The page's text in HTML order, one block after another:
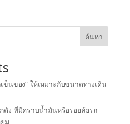
ค้นหา
ข็นของ” ให้เหมาะกับขนาดทางเดิน
ดัง ที่มีคราบน้ำมันหรือรอยล้อรถ
ม